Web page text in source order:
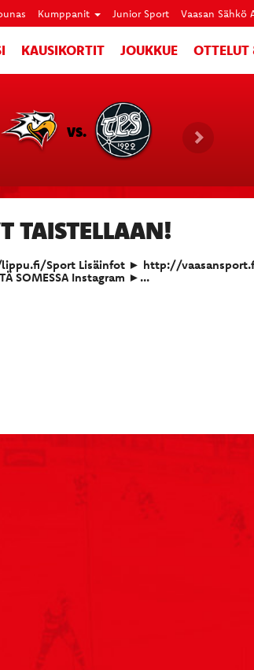
Kumppanit Junior Sport Vaasan Sähkö
KAUSIKORTIT JOUKKUE OTTELUT
VS.
TAISTELLAAN!
lippu.fi/Sport Lisäinfot ► http://
SOMESSA Instagram ►...